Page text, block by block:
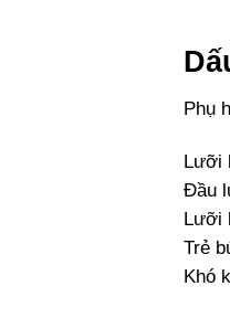
Phụ
Lưỡi
Đầu
Lưỡi
Trẻ
Khó